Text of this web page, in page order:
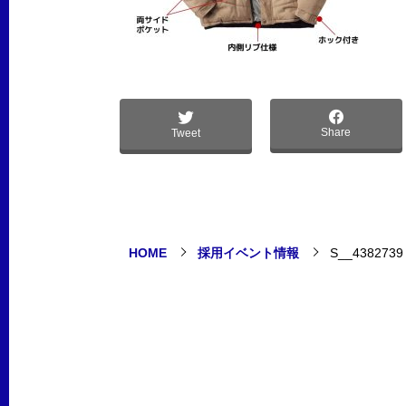
Tweet Share
HOME 採用イベント情報 S__4382739